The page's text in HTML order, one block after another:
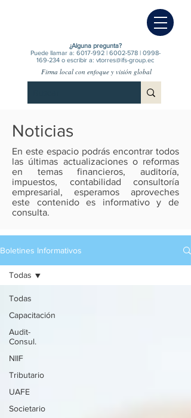
¿Alguna pregunta?
Puede llamar a: 6017-992| 6002-578| 0998-
169-234 o escribir a: vtorres@ifs-group.ec
Firma local con enfoque y visión global
Noticias
En este espacio podrás encontrar todos
las últimas actualizaciones o reformas
en temas financieros, auditoría,
impuestos, contabilidad consultoría
empresarial, esperamos aproveches
este contenido es informativo y de
consulta.
Boletines Informativos
Todas
Capacitación
Audit-
Consul.
NIIF
Tributario
UAFE
Societario
Todas